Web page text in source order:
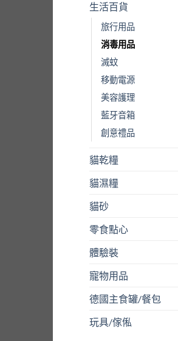
生活百貨
旅行用品
消毒用品
滅蚊
移動電源
美容護理
藍牙音箱
創意禮品
貓乾糧
貓濕糧
貓砂
零食點心
體驗裝
寵物用品
德國主食罐/餐包
玩具/傢俬